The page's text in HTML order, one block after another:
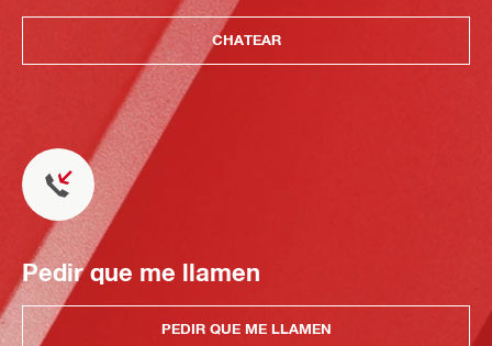
CHATEAR
Pedir que me llamen
PEDIR QUE ME LLAMEN